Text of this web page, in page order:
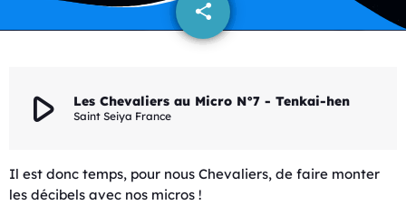
share
email
play_arrow Les Chevaliers au Micro N°7 - Tenkai-hen
Saint Seiya France
Il est donc temps, pour nous Chevaliers, de faire monter
les décibels avec nos micros !